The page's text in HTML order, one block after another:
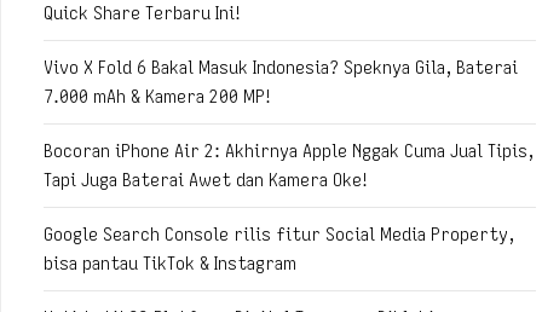
Quick Share Terbaru Ini!
Vivo X Fold 6 Bakal Masuk Indonesia? Speknya Gila, Baterai
7.000 mAh & Kamera 200 MP!
Bocoran iPhone Air 2: Akhirnya Apple Nggak Cuma Jual Tipis,
Tapi Juga Baterai Awet dan Kamera Oke!
Google Search Console rilis fitur Social Media Property,
bisa pantau TikTok & Instagram